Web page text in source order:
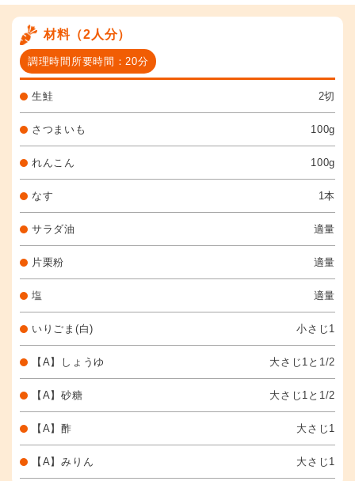
材料（2人分）
調理時間所要時間：20分
生鮭 2切
さつまいも 100g
れんこん 100g
なす 1本
サラダ油 適量
片栗粉 適量
塩 適量
いりごま(白) 小さじ1
【A】しょうゆ 大さじ1と1/2
【A】砂糖 大さじ1と1/2
【A】酢 大さじ1
【A】みりん 大さじ1